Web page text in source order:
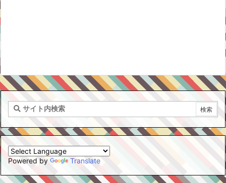
Powered by Translate